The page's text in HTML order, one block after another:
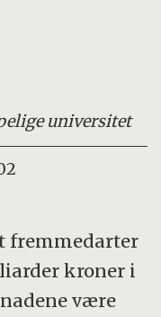
universitet
fremmedarter
kroner i
være